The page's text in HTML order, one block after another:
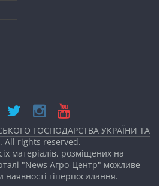
ГОСПОДАРСТВА УКРАЇНИ ТА
. All rights reserved.
матеріалів, розміщених на
"News Агро-Центр" можливе
наявності гіперпосилання.